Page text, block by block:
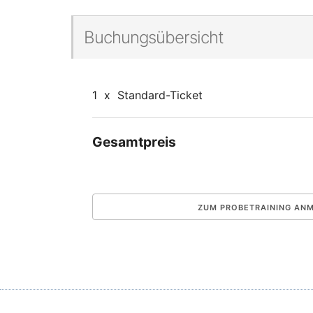
Buchungsübersicht
1 x Standard-Ticket
Gesamtpreis